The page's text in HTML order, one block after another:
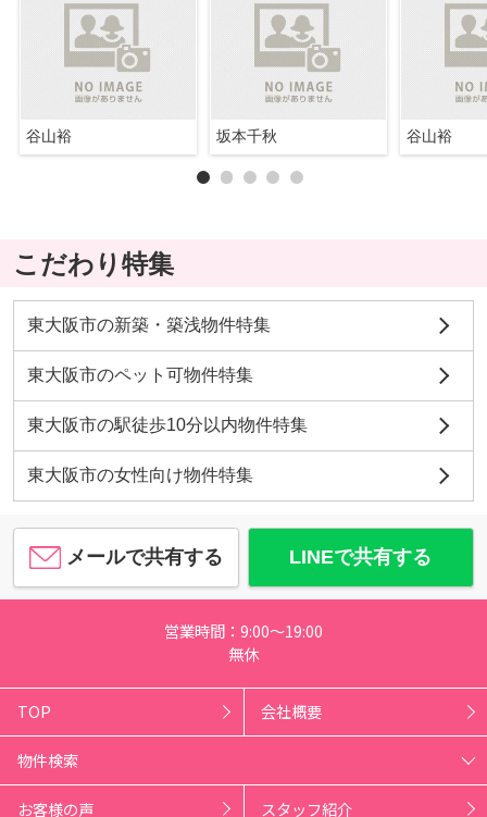
谷山裕 坂本千秋 谷山裕
こだわり特集
東大阪市の新築・築浅物件特集
東大阪市のペット可物件特集
東大阪市の駅徒歩10分以内物件特集
東大阪市の女性向け物件特集
メールで共有する LINEで共有する
営業時間：9:00～19:00
無休
TOP 会社概要
物件検索
お客様の声 スタッフ紹介